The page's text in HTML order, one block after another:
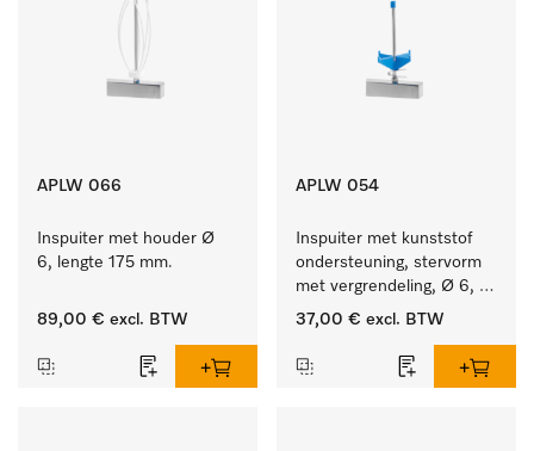
APLW 066
Inspuiter met houder Ø
6, lengte 175 mm.
89,00 € excl. BTW
APLW 054
Inspuiter met kunststof
ondersteuning, stervorm
met vergrendeling, Ø 6,
lengte 135 mm.
37,00 € excl. BTW